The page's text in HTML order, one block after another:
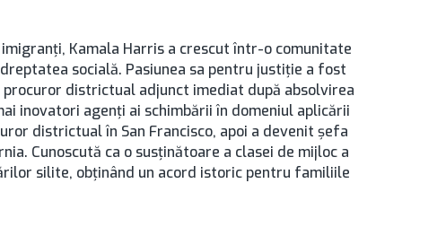
Kamala Harris a crescut într-o comunitate
socială. Pasiunea sa pentru justiție a fost
districtual adjunct imediat după absolvirea
inovatori agenți ai schimbării în domeniul aplicării
districtual în San Francisco, apoi a devenit șefa
Cunoscută ca o susținătoare a clasei de mijloc a
silite, obținând un acord istoric pentru familiile